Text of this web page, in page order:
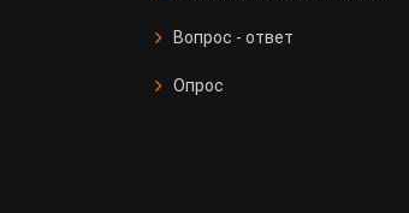
Вопрос - ответ
Опрос